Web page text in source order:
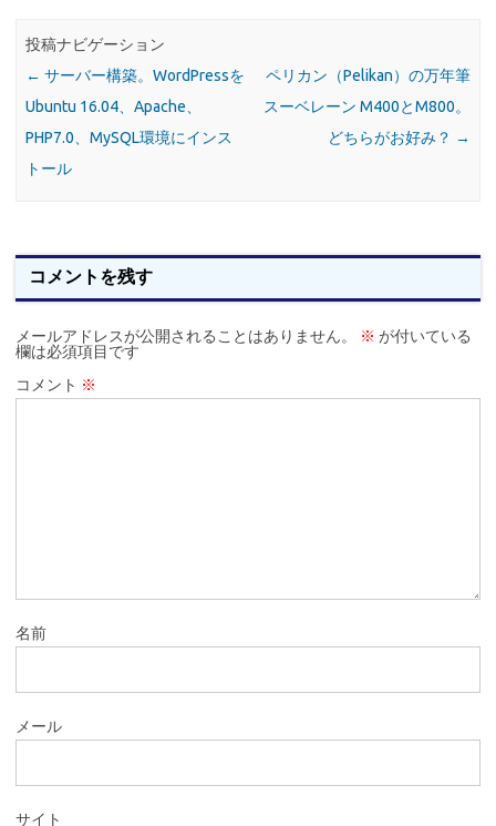
投稿ナビゲーション
← サーバー構築。WordPressを
Ubuntu 16.04、Apache、
PHP7.0、MySQL環境にインス
トール
ペリカン（Pelikan）の万年筆
スーベレーン M400とM800。
どちらがお好み？ →
コメントを残す
メールアドレスが公開されることはありません。 ※ が付いている
欄は必須項目です
コメント ※
名前
メール
サイト